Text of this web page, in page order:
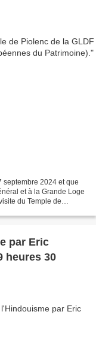
septembre 2024 et que
et à la Grande Loge
du Temple de
par Eric
heures 30